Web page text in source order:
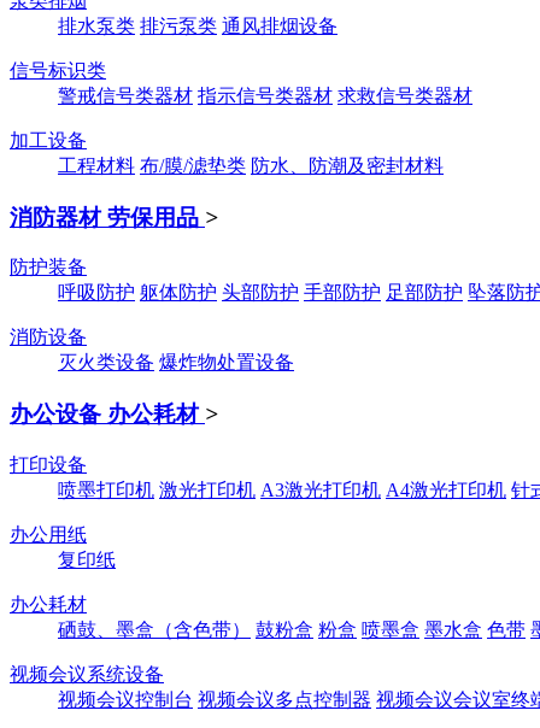
排水泵类 排污泵类 通风排烟设备
信号标识类
警戒信号类器材 指示信号类器材 求救信号类器材
加工设备
工程材料 布/膜/滤垫类 防水、防潮及密封材料
消防器材 劳保用品 >
防护装备
呼吸防护 躯体防护 头部防护 手部防护 足部防护 坠落防
消防设备
灭火类设备 爆炸物处置设备
办公设备 办公耗材 >
打印设备
喷墨打印机 激光打印机 A3激光打印机 A4激光打印机 针
办公用纸
复印纸
办公耗材
硒鼓、墨盒（含色带）
鼓粉盒 粉盒 喷墨盒 墨水盒 色带
视频会议系统设备
视频会议控制台 视频会议多点控制器 视频会议会议室终